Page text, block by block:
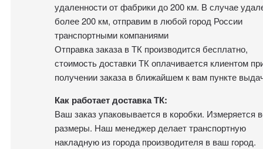
удаленности от фабрики до 200 км. В случае
более 200 км, отправим в любой город России
транспортными компаниями
Отправка заказа в ТК производится бесплатно,
стоимость доставки ТК оплачивается клиентом
получении заказа в ближайшем к вам пункте
Как работает доставка ТК:
Ваш заказ упаковывается в коробки. Измеряется
размеры. Наш менеджер делает транспортную
накладную из города производителя в ваш город.